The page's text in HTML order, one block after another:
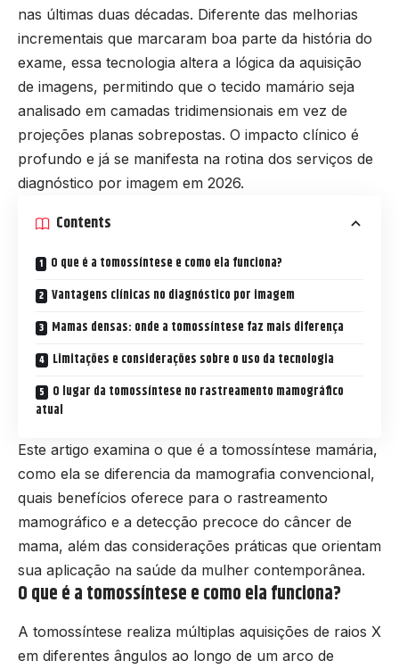
nas últimas duas décadas. Diferente das melhorias
incrementais que marcaram boa parte da história do
exame, essa tecnologia altera a lógica da aquisição
de imagens, permitindo que o tecido mamário seja
analisado em camadas tridimensionais em vez de
projeções planas sobrepostas. O impacto clínico é
profundo e já se manifesta na rotina dos serviços de
diagnóstico por imagem em 2026.
Contents
O que é a tomossíntese e como ela funciona?
Vantagens clínicas no diagnóstico por imagem
Mamas densas: onde a tomossíntese faz mais diferença
Limitações e considerações sobre o uso da tecnologia
O lugar da tomossíntese no rastreamento mamográfico
atual
Este artigo examina o que é a tomossíntese mamária,
como ela se diferencia da mamografia convencional,
quais benefícios oferece para o rastreamento
mamográfico e a detecção precoce do câncer de
mama, além das considerações práticas que orientam
sua aplicação na saúde da mulher contemporânea.
O que é a tomossíntese e como ela funciona?
A tomossíntese realiza múltiplas aquisições de raios X
em diferentes ângulos ao longo de um arco de